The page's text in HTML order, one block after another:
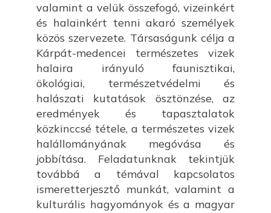
valamint a velük összefogó, vizeinkért
és halainkért tenni akaró személyek
közös szervezete. Társaságunk célja a
Kárpát-medencei természetes vizek
halaira irányuló faunisztikai,
ökológiai, természetvédelmi és
halászati kutatások ösztönzése, az
eredmények és tapasztalatok
közkinccsé tétele, a természetes vizek
halállományának megóvása és
jobbítása. Feladatunknak tekintjük
továbbá a témával kapcsolatos
ismeretterjesztő munkát, valamint a
kulturális hagyományok és a magyar